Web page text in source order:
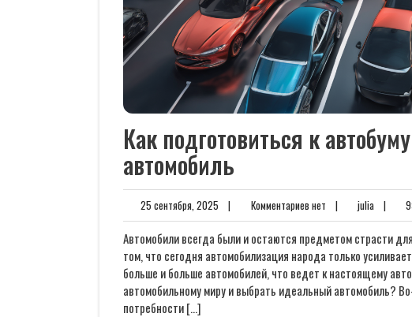
Как подготовиться к
автомобиль
25 сентября, 2025 25
сентября,
2025
| Комментариев нетКомментариев
нет
| juliajulia|
Автомобили всегда были и остаются предметом страсти
том, что сегодня автомобилизация народа только
больше и больше автомобилей, что ведет к настоящему
автомобильному миру и выбрать идеальный автомобиль?
потребности […]